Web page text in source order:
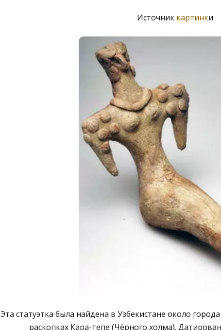
Источник картинки
Эта статуэтка была найдена в Узбекистане около
раскопках Кара-тепе (Чёрного холма).